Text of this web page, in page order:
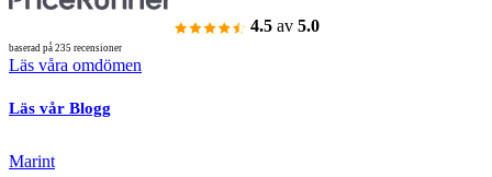
4.5 av 5.0
baserad på 235 recensioner
Läs våra omdömen
Läs vår Blogg
Marint